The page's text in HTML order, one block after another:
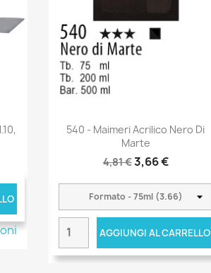
540 - Maimeri Acrilico Nero Di
Marte
4,81 €3,66 €
AGGIUNGI AL CARRELLO